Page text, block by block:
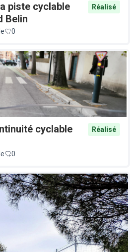
piste cyclable
Belin
Réalisé
0
cyclable
Réalisé
0